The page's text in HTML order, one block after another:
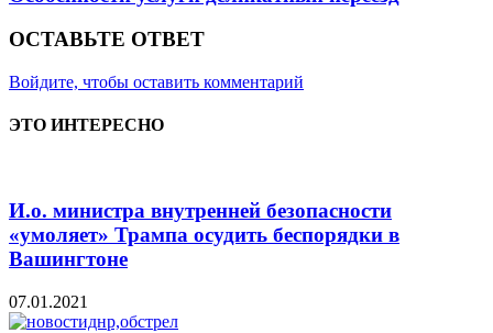
ОСТАВЬТЕ ОТВЕТ
Войдите, чтобы оставить комментарий
ЭТО ИНТЕРЕСНО
И.о. министра внутренней безопасности
«умоляет» Трампа осудить беспорядки в
Вашингтоне
07.01.2021